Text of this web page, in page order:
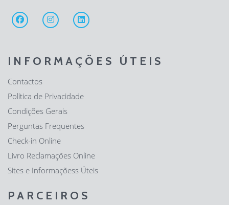
INFORMAÇÕES ÚTEIS
Contactos
Política de Privacidade
Condições Gerais
Perguntas Frequentes
Check-in Online
Livro Reclamações Online
Sites e Informaçõess Úteis
PARCEIROS